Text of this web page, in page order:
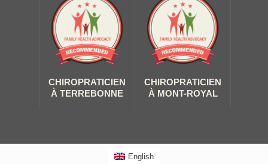
CHIROPRATICIEN
À TERREBONNE
CHIROPRATICIEN
À MONT-ROYAL
English